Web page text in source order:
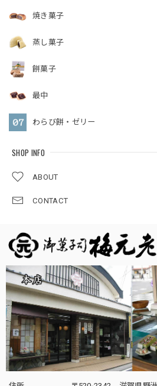
焼き菓子
蒸し菓子
餅菓子
最中
わらび餅・ゼリー
SHOP INFO
ABOUT
CONTACT